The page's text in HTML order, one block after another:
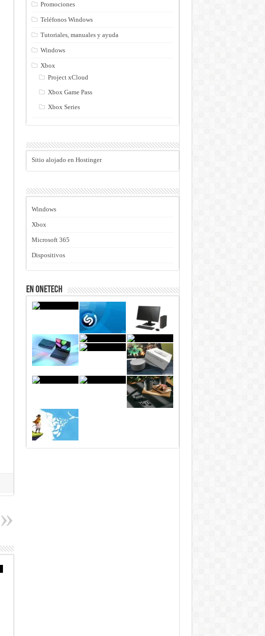
Promociones
Teléfonos Windows
Tutoriales, manuales y ayuda
Windows
Xbox
Project xCloud
Xbox Game Pass
Xbox Series
Sitio alojado en Hostinger
Windows
Xbox
Microsoft 365
Dispositivos
En Onetech